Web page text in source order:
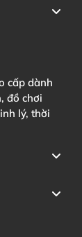
cấp dành
đồ chơi
lý, thời